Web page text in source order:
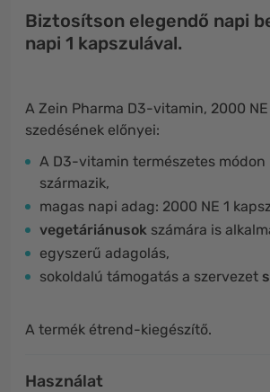
Biztosítson elegendő napi
napi 1 kapszulával.
A Zein Pharma D3-vitamin, 2000
szedésének előnyei:
A D3-vitamin természetes módon
származik,
magas napi adag: 2000 NE 1
vegetáriánusok számára is
egyszerű adagolás,
sokoldalú támogatás a szervezet
A termék étrend-kiegészítő.
Használat